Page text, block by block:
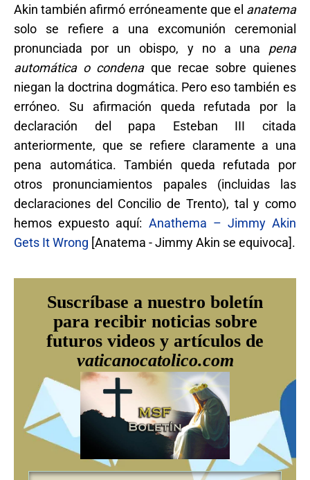
Akin también afirmó erróneamente que el anatema
solo se refiere a una excomunión ceremonial
pronunciada por un obispo, y no a una pena
automática o condenaque recae sobre quienes
niegan la doctrina dogmática. Pero eso también es
erróneo. Su afirmación queda refutada por la
declaración del papa Esteban III citada
anteriormente, que se refiere claramente a una
pena automática. También queda refutada por
otros pronunciamientos papales (incluidas las
declaraciones del Concilio de Trento), tal y como
hemos expuesto aquí: Anathema – Jimmy Akin
Gets It Wrong [Anatema - Jimmy Akin se equivoca].
Suscríbase a nuestro boletín
para recibir noticias sobre
futuros videos y artículos de
vaticanocatolico.com